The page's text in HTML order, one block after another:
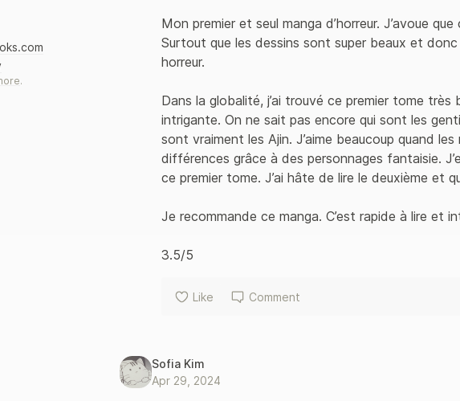
.
Mon premier et seul manga d’horreur. J’avoue
Surtout que les dessins sont super beaux et
horreur.
Dans la globalité, j’ai trouvé ce premier tome
intrigante. On ne sait pas encore qui sont les
sont vraiment les Ajin. J’aime beaucoup quand
différences grâce à des personnages fantaisie.
ce premier tome. J’ai hâte de lire le deuxième et
Je recommande ce manga. C’est rapide à lire et
3.5/5
Like Comment
Sofia Kim
Apr 29, 2024